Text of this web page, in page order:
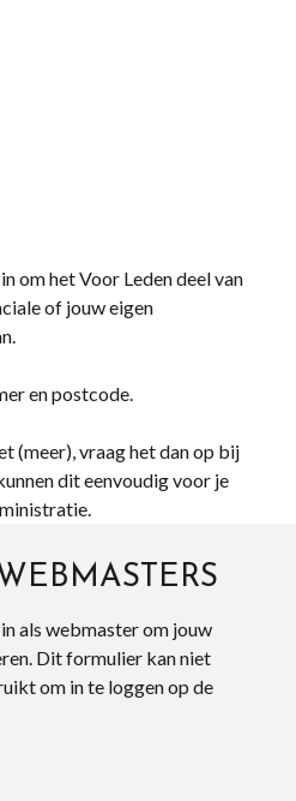
om het Voor Leden deel van
of jouw eigen
en postcode.
(meer), vraag het dan op bij
dit eenvoudig voor je
als webmaster om jouw
Dit formulier kan niet
om in te loggen op de